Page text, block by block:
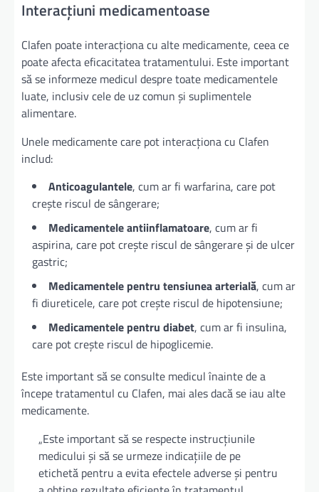
Interacțiuni medicamentoase
Clafen poate interacționa cu alte medicamente, ceea ce
poate afecta eficacitatea tratamentului. Este important
să se informeze medicul despre toate medicamentele
luate, inclusiv cele de uz comun și suplimentele
alimentare.
Unele medicamente care pot interacționa cu Clafen
includ:
Anticoagulantele, cum ar fi warfarina, care pot
crește riscul de sângerare;
Medicamentele antiinflamatoare, cum ar fi
aspirina, care pot crește riscul de sângerare și de ulcer
gastric;
Medicamentele pentru tensiunea arterială, cum ar
fi diureticele, care pot crește riscul de hipotensiune;
Medicamentele pentru diabet, cum ar fi insulina,
care pot crește riscul de hipoglicemie.
Este important să se consulte medicul înainte de a
începe tratamentul cu Clafen, mai ales dacă se iau alte
medicamente.
„Este important să se respecte instrucțiunile
medicului și să se urmeze indicațiile de pe
etichetă pentru a evita efectele adverse și pentru